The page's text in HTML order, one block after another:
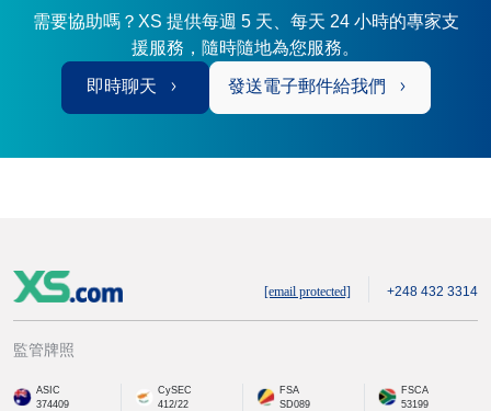
需要協助嗎？XS 提供每週 5 天、每天 24 小時的專家支
援服務，隨時隨地為您服務。
即時聊天 發送電子郵件給我們
[email protected] +248 432 3314
監管牌照
ASIC
374409
CySEC
412/22
FSA
SD089
FSCA
53199